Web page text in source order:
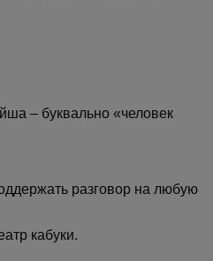
– буквально «человек
разговор на любую
кабуки.